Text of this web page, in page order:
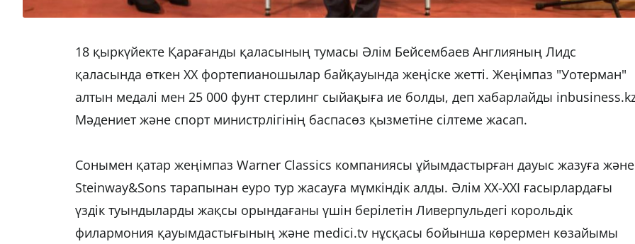
18 қыркүйекте Қарағанды қаласының тумасы Әлім Бейсембаев Англияның Лидс
қаласында өткен ХХ фортепианошылар байқауында жеңіске жетті. Жеңімпаз "Уотерман"
алтын медалі мен 25 000 фунт стерлинг сыйақыға ие болды, деп хабарлайды
Мәдениет және спорт министрлігінің баспасөз қызметіне сілтеме жасап.
Сонымен қатар жеңімпаз Warner Classics компаниясы ұйымдастырған дауыс жазуға және
Steinway&Sons тарапынан еуро тур жасауға мүмкіндік алды. Әлім XX-XXI ғасырлардағы
үздік туындыларды жақсы орындағаны үшін берілетін Ливерпульдегі корольдік
филармония қауымдастығының және medici.tv нұсқасы бойынша көрермен көзайымы